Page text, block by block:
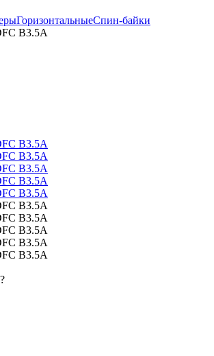
ГоризонтальныеСпин-байки
B3.5A